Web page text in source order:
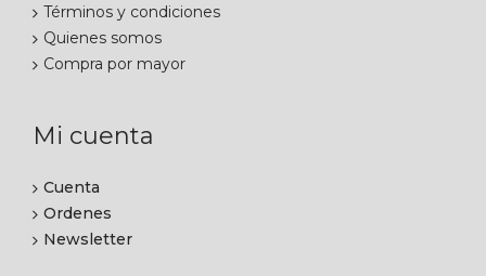
Términos y condiciones
Quienes somos
Compra por mayor
Mi cuenta
Cuenta
Ordenes
Newsletter